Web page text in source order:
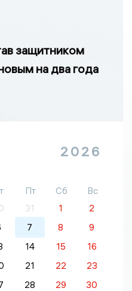
защитником
на два года
2026
Пт Сб
Вс
31 1
2
7 8
9
14 15
16
21 22
23
28 29
30